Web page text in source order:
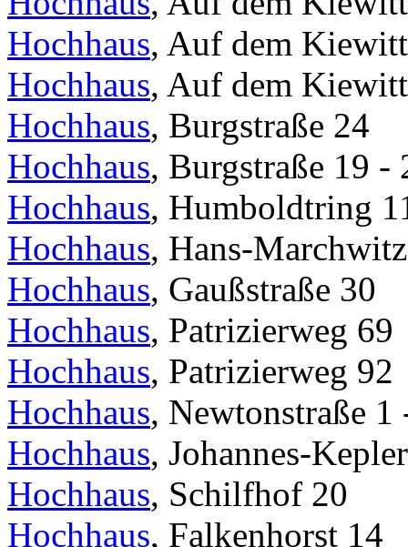
Hochhaus, Auf dem
Hochhaus, Auf dem
Hochhaus, Burgstraße 24
Hochhaus, Burgstraße 19 -
Hochhaus, Humboldtring
Hochhaus, Hans-
Hochhaus, Gaußstraße 30
Hochhaus, Patrizierweg 69
Hochhaus, Patrizierweg 92
Hochhaus, Newtonstraße 1
Hochhaus, Johannes-
Hochhaus, Schilfhof 20
Hochhaus, Falkenhorst 14